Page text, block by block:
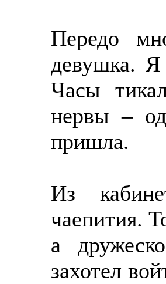
Передо
девушка. Я
Часы
нервы –
пришла.
Из
чаепития.
а
захотел